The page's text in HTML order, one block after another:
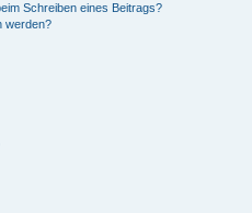
Schreiben eines Beitrags?
werden?